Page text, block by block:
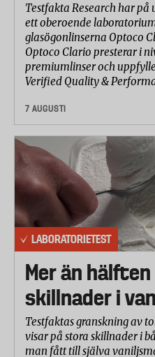
Inbyggda skydd
Skor med inbyggda
vid behov – antingen
eller endast bak. Man
men de kan kräva ett
skydden. Skorna är
1300 kronor.
Dubbade skor och
Kängor och skor med
underlag. Dubbarna
trycks in på hårda
Halkskydd för käppar
Det finns även
kryckor. Pris: cirka 80
Testfakta Research har
ett oberoende
glasögonlinserna Optoco
Optoco Clario presterar i
premiumlinser och
Verified Quality &
7 AUGUSTI
LABORATORIETEST
Mer än
skillnader i
Testfaktas granskning av
visar på stora skillnader i
man fått till själva